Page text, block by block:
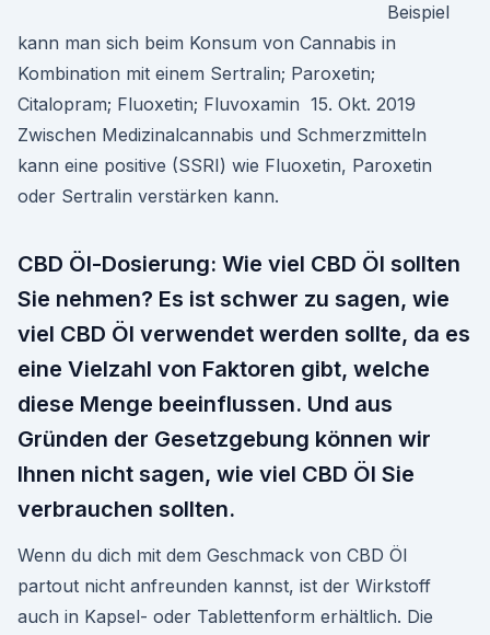
Beispiel
kann man sich beim Konsum von Cannabis in
Kombination mit einem Sertralin; Paroxetin;
Citalopram; Fluoxetin; Fluvoxamin 15. Okt. 2019
Zwischen Medizinalcannabis und Schmerzmitteln
kann eine positive (SSRI) wie Fluoxetin, Paroxetin
oder Sertralin verstärken kann.
CBD Öl-Dosierung: Wie viel CBD Öl sollten
Sie nehmen? Es ist schwer zu sagen, wie
viel CBD Öl verwendet werden sollte, da es
eine Vielzahl von Faktoren gibt, welche
diese Menge beeinflussen. Und aus
Gründen der Gesetzgebung können wir
Ihnen nicht sagen, wie viel CBD Öl Sie
verbrauchen sollten.
Wenn du dich mit dem Geschmack von CBD Öl
partout nicht anfreunden kannst, ist der Wirkstoff
auch in Kapsel- oder Tablettenform erhältlich. Die